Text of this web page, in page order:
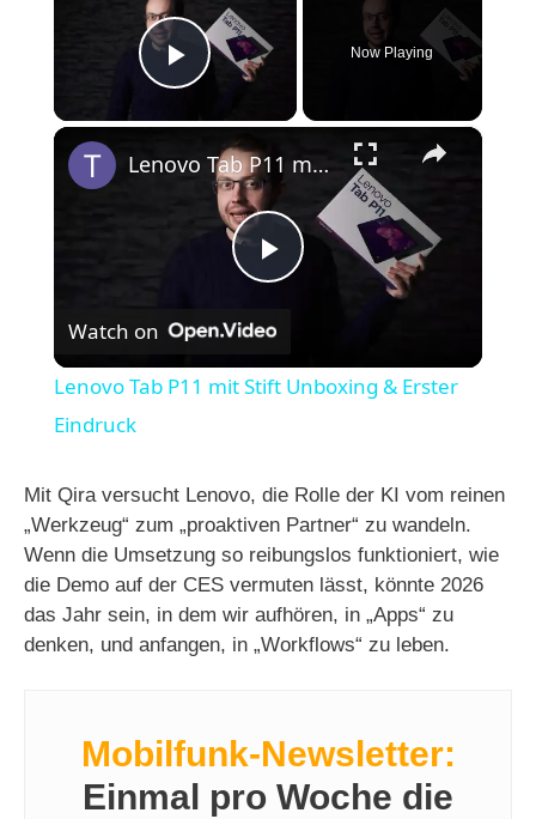
Play Video
Now Playing
×
P
y
V
i
e
Lenovo Tab P11 mit Stift Unboxing & Erster Eindruck
Watch on
Lenovo Tab P11 mit Stift Unboxing & Erster
Eindruck
Mit Qira versucht Lenovo, die Rolle der KI vom reinen
„Werkzeug“ zum „proaktiven Partner“ zu wandeln.
Wenn die Umsetzung so reibungslos funktioniert, wie
die Demo auf der CES vermuten lässt, könnte 2026
das Jahr sein, in dem wir aufhören, in „Apps“ zu
denken, und anfangen, in „Workflows“ zu leben.
Mobilfunk-Newsletter:
Einmal pro Woche die